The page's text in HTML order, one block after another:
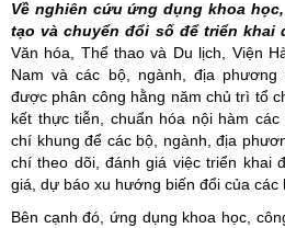
Về nghiên cứu ứng dụng khoa
tạo và chuyển đổi số để triển khai
Văn hóa, Thể thao và Du lịch, Viện
Nam và các bộ, ngành, địa
được phân công hằng năm chủ trì tổ
kết thực tiễn, chuẩn hóa nội hàm
chí khung để các bộ, ngành, địa
chí theo dõi, đánh giá việc triển khai
giá, dự báo xu hướng biến đổi của các
Bên cạnh đó, ứng dụng khoa học,